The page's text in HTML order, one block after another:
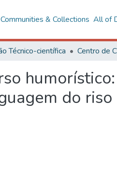
Communities & Collections All of
Técnico-científica
do riso